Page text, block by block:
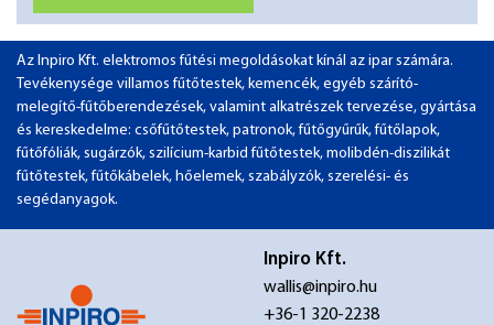
Az Inpiro Kft. elektromos fűtési megoldásokat kínál az ipar számára.
Tevékenysége villamos fűtőtestek, kemencék, egyéb szárító-
melegítő-fűtőberendezések, valamint alkatrészek tervezése, gyártása
és kereskedelme: csőfűtőtestek, patronok, fűtőgyűrűk, fűtőlapok,
fűtőfóliák, sugárzók, szilícium-karbid fűtőtestek, molibdén-diszilikát
fűtőtestek, fűtőkábelek, hőelemek, szabályzók, szerelési- és
segédanyagok.
Inpiro Kft.
wallis@inpiro.hu
+36-1 320-2238